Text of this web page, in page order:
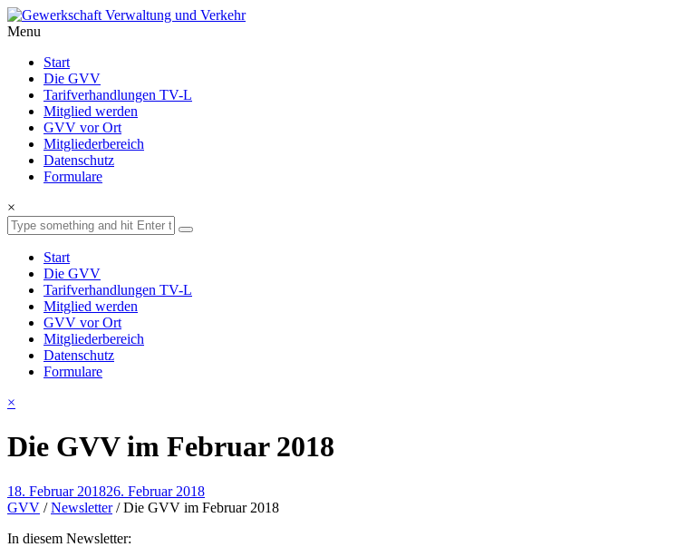
Menu
Start
Die GVV
Tarifverhandlungen TV-L
Mitglied werden
GVV vor Ort
Mitgliederbereich
Datenschutz
Formulare
×
Start
Die GVV
Tarifverhandlungen TV-L
Mitglied werden
GVV vor Ort
Mitgliederbereich
Datenschutz
Formulare
×
Die GVV im Februar 2018
18. Februar 201826. Februar 2018
GVV /Newsletter/Die GVV im Februar 2018
In diesem Newsletter: